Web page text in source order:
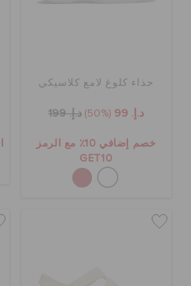
حذاء كلوغ لامع كلاسيكي
د.إ. 99 (50%) د.إ. 199
خصم إضافي 10٪ مع الرمز
GET10